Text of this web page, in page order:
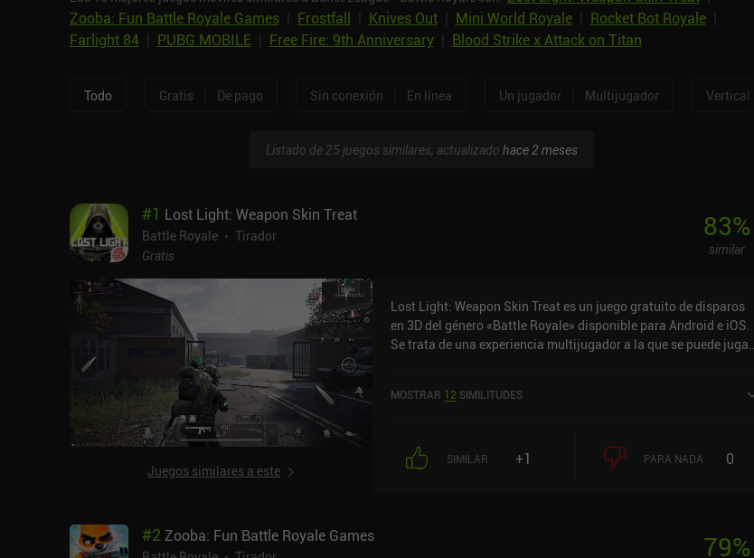
Zooba: Fun Battle Royale Games| Frostfall Knives Out| Mini World Royale| Rocket Bot Royale|
Farlight 84| PUBG MOBILE| Free Fire: 9th Anniversary| Blood Strike x Attack on Titan
Todo Gratis De pago Sin conexión En línea Un jugador Multijugador Vertical
Listado de 25 juegos similares, actualizado hace 2 meses
#1 Lost Light: Weapon Skin Treat
Battle Royale
Tirador
Gratis
83%
similar
Juegos similares a este
Lost Light: Weapon Skin Treat es un juego gratuito de disparos
en 3D del género «Battle Royale» disponible para Android e iOS.
Se trata de una experiencia multijugador a la que se puede jugar
Treat se lanzó en noviembre de 2021 y tiene actualmente una
MOSTRAR 12 SIMILITUDES
SIMILAR +1 PARA NADA 0
#2 Zooba: Fun Battle Royale Games 79%